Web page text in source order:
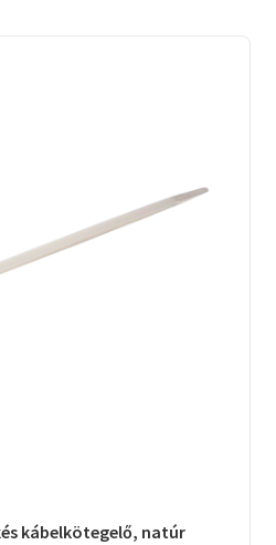
kábelkötegelő, natúr